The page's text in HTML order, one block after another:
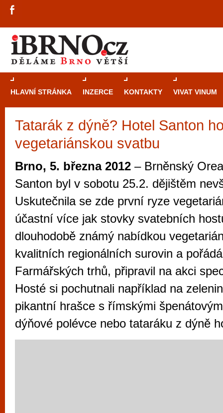
HLAVNÍ STRÁNKA INZERCE KONTAKTY VIVAT VINUM
Tatarák z dýně? Hotel Santon
vegetariánskou svatbu
Brno, 5. března 2012 – Brněnský
Santon byl v sobotu 25.2. dějištěm
Uskutečnila se zde první ryze
účastní více jak stovky svatebních
dlouhodobě známý nabídkou
kvalitních regionálních surovin a
Farmářských trhů, připravil na akci
Hosté si pochutnali například na
pikantní hrašce s římskými
dýňové polévce nebo tataráku z dýně
Průvodce
Brně: Od
Brno je
zajímavé
restaurace,
Mimo jiné je ale také místem, kde si
vyzkoušet různé kasinové hry. V
metropoli naleznete širokou nabídku her
po moderní automaty jak pro pravidelné
příležitostné hráče. V...